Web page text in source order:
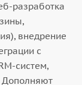
разработка
внедрение
с
систем,
Дополняют